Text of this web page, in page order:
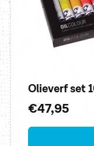
Olieverf set
Normale
prijs
€47,95